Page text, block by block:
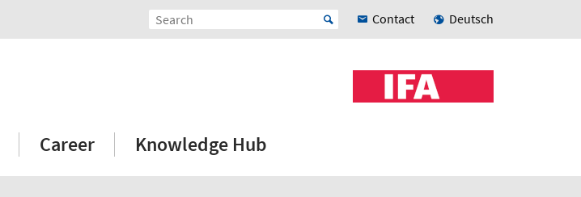
Contact Deutsch
Career Knowledge Hub